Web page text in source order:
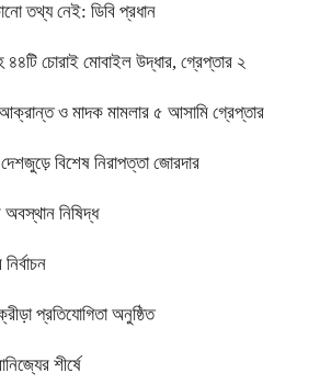
তথ্য নেই: ডিবি প্রধান
চোরাই মোবাইল উদ্ধার, গ্রেপ্তার ২
আক্রান্ত ও মাদক মামলার ৫ আসামি গ্রেপ্তার
বিশেষ নিরাপত্তা জোরদার
নিষিদ্ধ
প্রতিযোগিতা অনুষ্ঠিত
শীর্ষে